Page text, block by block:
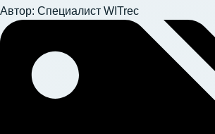
Автор: Специалист WITrec